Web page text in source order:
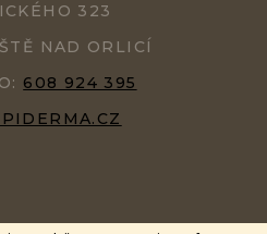
323
NAD ORLICÍ
608 924 395